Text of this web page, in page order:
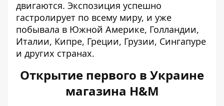
двигаются. Экспозиция успешно
гастролирует по всему миру, и уже
побывала в Южной Америке, Голландии,
Италии, Кипре, Греции, Грузии, Сингапуре
и других странах.
Открытие первого в Украине
магазина H&M